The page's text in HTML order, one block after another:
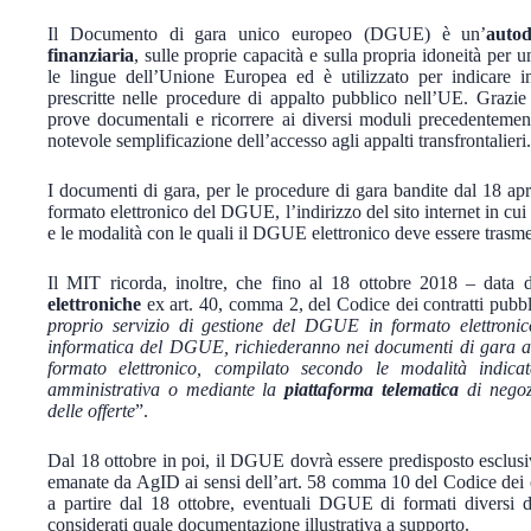
Il Documento di gara unico europeo (DGUE) è un’
finanziaria, sulle proprie capacità e sulla propria idoneità per
le lingue dell’Unione Europea ed è utilizzato per indicare
prescritte nelle procedure di appalto pubblico nell’UE.
prove documentali e ricorrere ai diversi moduli
notevole semplificazione dell’accesso agli appalti transfrontalieri.
I documenti di gara, per le procedure di gara bandite dal 18
formato elettronico del DGUE, l’indirizzo del sito internet in
e le modalità con le quali il DGUE elettronico deve essere
Il MIT ricorda, inoltre, che fino al 18 ottobre 2018 – data
elettroniche ex art. 40, comma 2, del Codice dei contratti
proprio servizio di gestione del DGUE in formato
informatica del DGUE, richiederanno nei documenti di gara
formato elettronico, compilato secondo le modalità
amministrativa o mediante lapiattaforma telematica di
delle offerte”.
Dal 18 ottobre in poi, il DGUE dovrà essere predisposto
emanate da AgID ai sensi dell’art. 58 comma 10 del Codice
a partire dal 18 ottobre, eventuali DGUE di formati diversi
considerati quale documentazione illustrativa a supporto.